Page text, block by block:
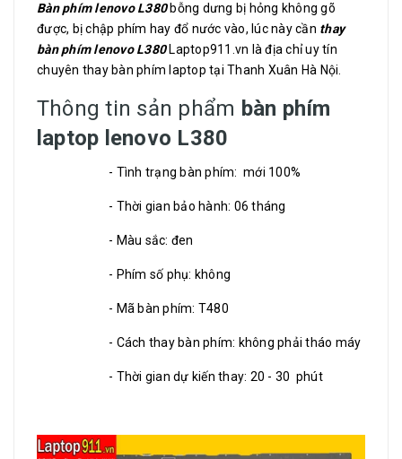
Bàn phím lenovo L380bỗng dưng bị hỏng không gõ
được, bị chập phím hay đổ nước vào, lúc này cần thay
bàn phím lenovo L380Laptop911.vn là địa chỉ uy tín
chuyên thay bàn phím laptop tại Thanh Xuân Hà Nội.
Thông tin sản phẩm bàn phím
laptop lenovo L380
- Tình trạng bàn phím: mới 100%
- Thời gian bảo hành: 06 tháng
- Màu sắc: đen
- Phím số phụ: không
- Mã bàn phím: T480
- Cách thay bàn phím: không phải tháo máy
- Thời gian dự kiến thay: 20 - 30 phút